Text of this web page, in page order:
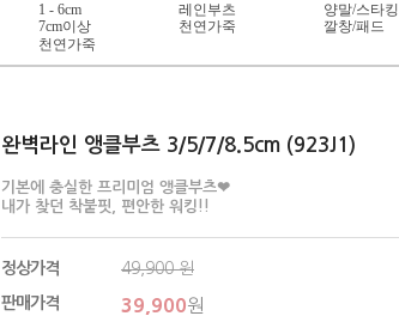
1 - 6cm
7cm이상
천연가죽
레인부츠
천연가죽
양말/스타킹
깔창/패드
완벽라인 앵클부츠 3/5/7/8.5cm (923J1)
기본에 충실한 프리미엄 앵클부츠❤
내가 찾던 착붙핏, 편안한 워킹!!
정상가격 49,900원
판매가격 39,900원